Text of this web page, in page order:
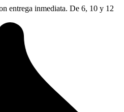
entrega inmediata. De 6, 10 y 12